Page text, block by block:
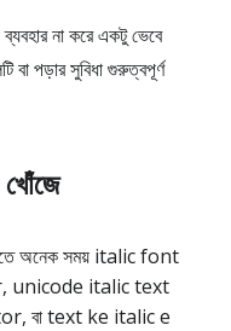
না করে একটু ভেবে
বা পড়ার সুবিধা গুরুত্বপূর্ণ
খোঁজে
অনেক সময় italic font
unicode italic text
বা text ke italic e